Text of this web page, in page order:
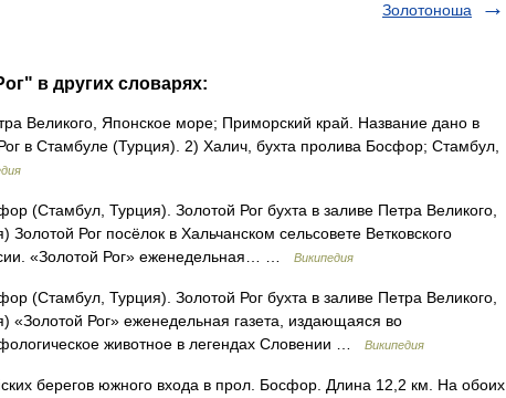
Золотоноша
в других словарях:
Великого, Японское море; Приморский край. Название дано в
в Стамбуле (Турция). 2) Халич, бухта пролива Босфор; Стамбул,
(Стамбул, Турция). Золотой Рог бухта в заливе Петра Великого,
Рог посёлок в Хальчанском сельсовете Ветковского
«Золотой Рог» еженедельная… …
Википедия
(Стамбул, Турция). Золотой Рог бухта в заливе Петра Великого,
«Золотой Рог» еженедельная газета, издающаяся во
животное в легендах Словении …
Википедия
берегов южного входа в прол. Босфор. Длина 12,2 км. На обоих